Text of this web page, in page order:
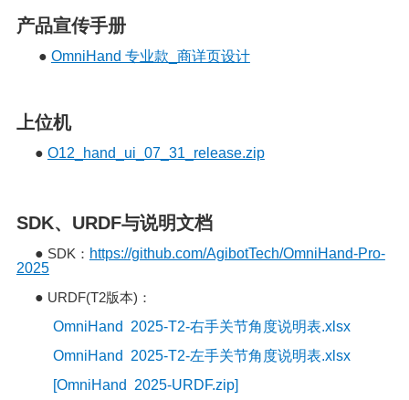
产品宣传手册
● OmniHand 专业款_商详页设计
上位机
● O12_hand_ui_07_31_release.zip
SDK、URDF与说明文档
● SDK ： https://github.com/AgibotTech/OmniHand-Pro-
2025
● URDF(T2版本) ：
OmniHand 2025-T2-右手关节角度说明表.xlsx
OmniHand 2025-T2-左手关节角度说明表.xlsx
[OmniHand 2025-URDF.zip]